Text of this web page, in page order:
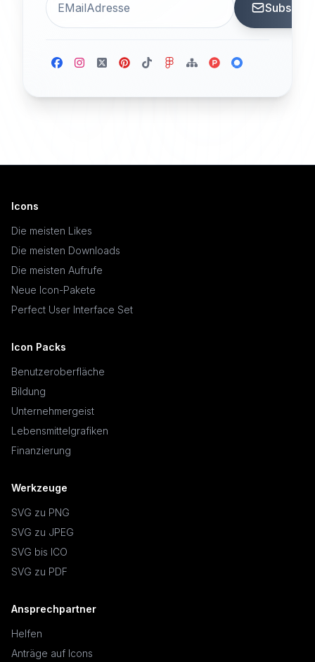
Icons
Die meisten Likes
Die meisten Downloads
Die meisten Aufrufe
Neue Icon-Pakete
Perfect User Interface Set
Icon Packs
Benutzeroberfläche
Bildung
Unternehmergeist
Lebensmittelgrafiken
Finanzierung
Werkzeuge
SVG zu PNG
SVG zu JPEG
SVG bis ICO
SVG zu PDF
Ansprechpartner
Helfen
Anträge auf Icons